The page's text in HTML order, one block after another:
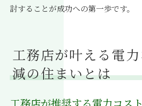
討することが成功への第一歩です。
工務店が叶える電
減の住まいとは